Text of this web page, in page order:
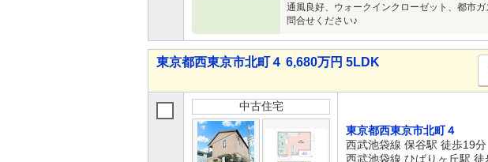
通風良好、ウォークインクローゼット、都市
問合せください♪
東京都西東京市北町４ 6,680万円 5LDK
中古住宅
東京都西東京市北町４
西武池袋線 保谷駅 徒歩19分
西武池袋線 ひばりヶ丘駅 徒